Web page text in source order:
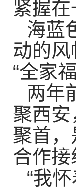
紧握在
海蓝
动的
“全家
两年
聚西安
聚首，
合作
“我